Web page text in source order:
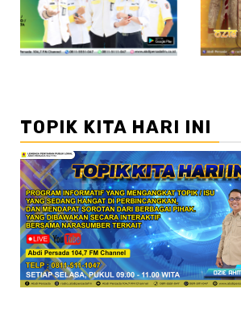
TOPIK KITA HARI INI